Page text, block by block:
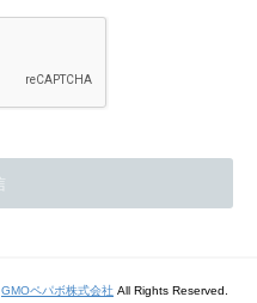
GMOペパボ株式会社 All Rights Reserved.